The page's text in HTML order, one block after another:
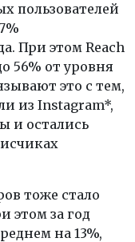
пользователей
При этом Reach
56% от уровня
это с тем,
из Instagram*,
и остались
тоже стало
этом за год
на 13%,